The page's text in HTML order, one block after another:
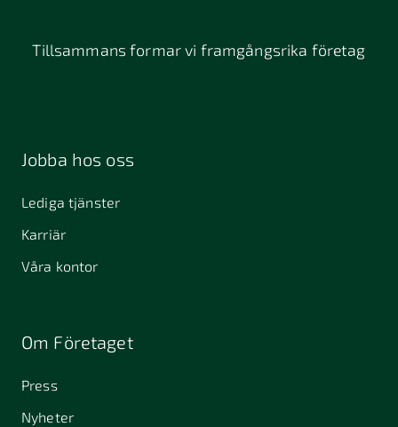
Tillsammans formar vi framgångsrika företag
Jobba hos oss
Lediga tjänster
Karriär
Våra kontor
Om Företaget
Press
Nyheter